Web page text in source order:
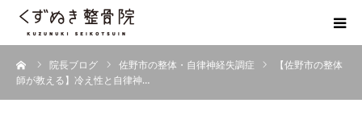
院長ブログ 佐野市の整体・自律神経失調症
【佐野市の整体
師が教える】冷え性と自律神…
初めての方へ